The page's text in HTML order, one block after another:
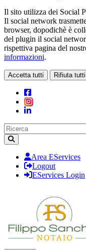
Il sito utilizza dei Social
Il social network
browser, dopodichè è
del plugin il social
rispettiva pagina del
informazioni.
Accetta tutti Rifiuta tutti
Area EServices
Logout
EServices Login